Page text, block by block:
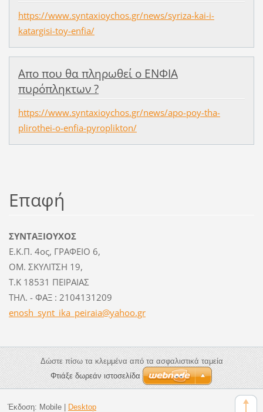
https://www.syntaxioychos.gr/news/syriza-kai-i-
katargisi-toy-enfia/
Απο που θα πληρωθεί ο ΕΝΦΙΑ
πυρόπληκτων ?
https://www.syntaxioychos.gr/news/apo-poy-tha-
plirothei-o-enfia-pyroplikton/
Επαφή
ΣΥΝΤΑΞΙΟΥΧΟΣ
Ε.Κ.Π. 4ος, ΓΡΑΦΕΙΟ 6,
ΟΜ. ΣΚΥΛΙΤΣΗ 19,
Τ.Κ 18531 ΠΕΙΡΑΙΑΣ
ΤΗΛ. - ΦΑΞ : 2104131209
enosh_synt_ika_peiraia@yahoo.gr
Δώστε πίσω τα κλεμμένα από τα ασφαλιστικά ταμεία
Φτιάξε δωρεάν ιστοσελίδα
Έκδοση: Mobile| Desktop